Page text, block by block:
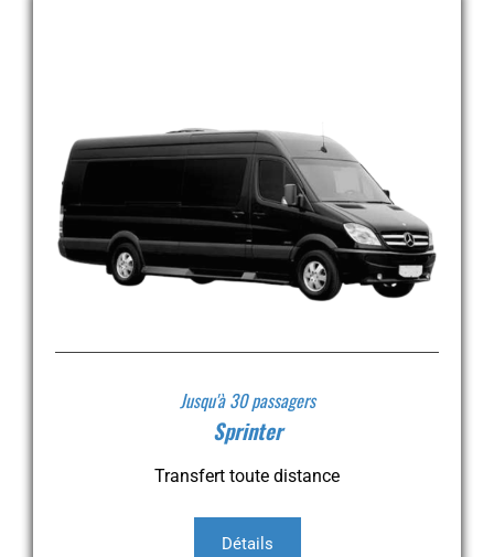
Jusqu'à 30 passagers
Sprinter
Transfert toute distance
Détails